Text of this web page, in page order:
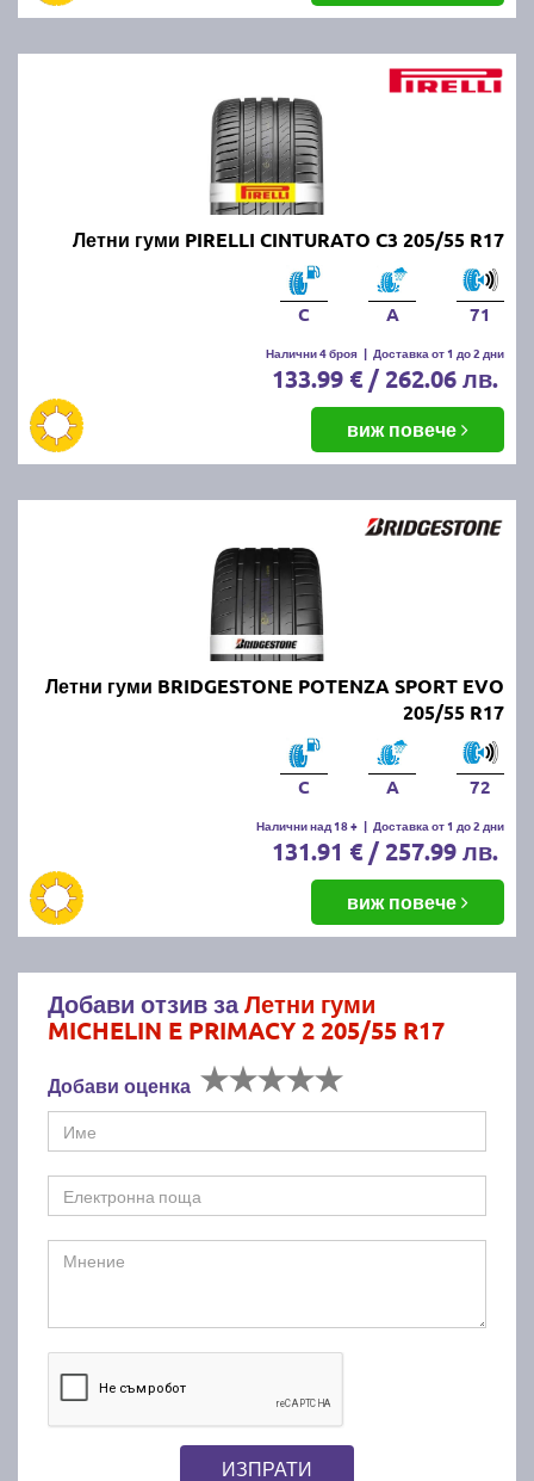
Летни гуми PIRELLI CINTURATO C3 205/55 R17
C A 71
Налични 4 броя | Доставка от 1 до 2 дни
133.99 € / 262.06 лв.
виж повече
Летни гуми BRIDGESTONE POTENZA SPORT EVO
205/55 R17
C A 72
Налични над 18 + | Доставка от 1 до 2 дни
131.91 € / 257.99 лв.
виж повече
Добави отзив заЛетни гуми
MICHELIN E PRIMACY 2 205/55 R17
Добави оценка
ИЗПРАТИ